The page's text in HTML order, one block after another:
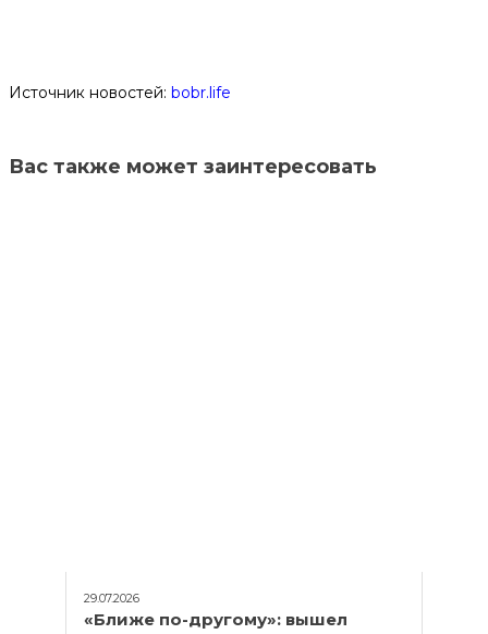
Источник новостей: bobr.life
Вас также может заинтересовать
29.07.2026
«Ближе по-другому»: вышел